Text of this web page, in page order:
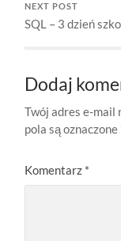
NEXT POST
SQL – 3 dzień
Dodaj
Twój adres e-mail
pola są oznaczone
Komentarz *